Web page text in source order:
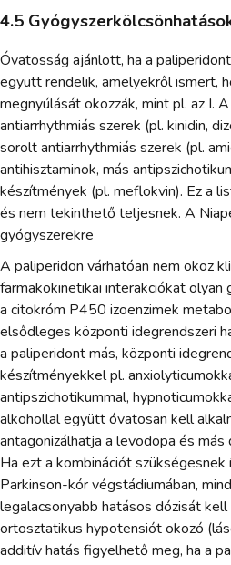
4.5
Óvatosság ajánlott, ha a
együtt rendelik, amelyekről ismert,
megnyúlását okozzák, mint pl. az I.
antiarrhythmiás szerek (pl. kinidin,
sorolt antiarrhythmiás szerek (pl.
antihisztaminok, más
készítmények (pl. meflokvin). Ez a
és nem tekinthető teljesnek. A
gyógyszerekre
A paliperidon várhatóan nem okoz
farmakokinetikai interakciókat
a citokróm P450 izoenzimek
elsődleges központi idegrendszeri
a paliperidont más, központi
készítményekkel pl.
antipszichotikummal,
alkohollal együtt óvatosan kell
antagonizálhatja a levodopa és
Ha ezt a kombinációt szükségesnek
Parkinson-kór végstádiumában,
legalacsonyabb hatásos dózisát
ortosztatikus hypotensiót okozó
additív hatás figyelhető meg, ha a